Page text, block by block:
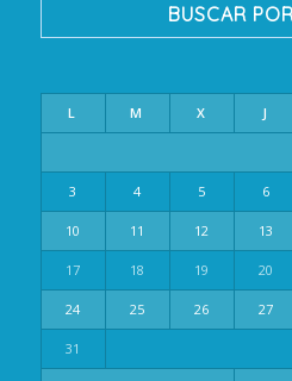
BUSCAR
L M X J
3 4 5 6
10 11 12 13
17 18 19 20
24 25 26 27
31